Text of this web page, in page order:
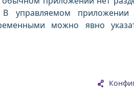
управляемом приложении
можно явно